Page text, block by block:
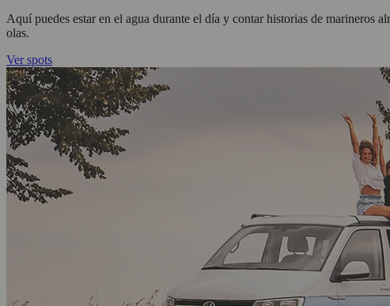
Aquí puedes estar en el agua durante el día y contar historias de marineros
olas.
Ver spots